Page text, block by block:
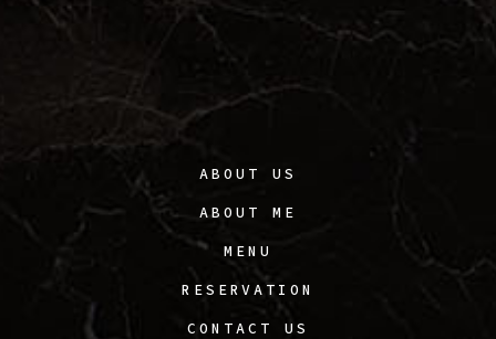
ABOUT US
ABOUT ME
MENU
RESERVATION
CONTACT US